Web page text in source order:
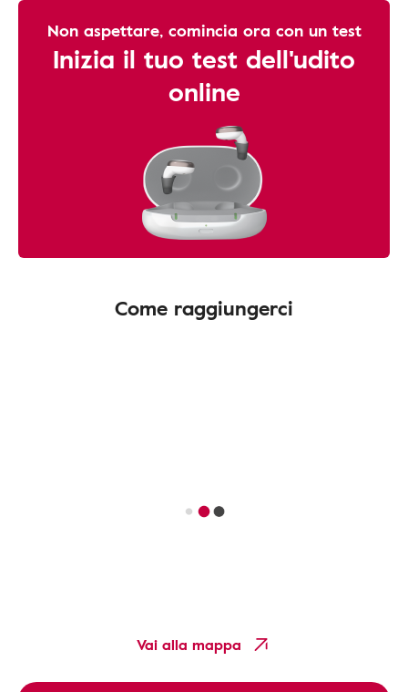
Non aspettare, comincia ora con un test
Inizia il tuo test dell'udito
online
Come raggiungerci
Vai alla mappa